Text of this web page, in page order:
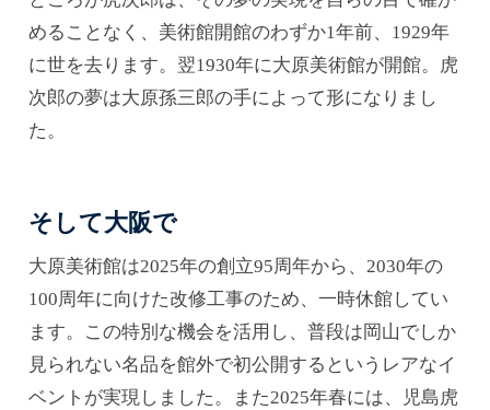
めることなく、美術館開館のわずか1年前、1929年
に世を去ります。翌1930年に大原美術館が開館。虎
次郎の夢は大原孫三郎の手によって形になりまし
た。
そして大阪で
大原美術館は2025年の創立95周年から、2030年の
100周年に向けた改修工事のため、一時休館してい
ます。この特別な機会を活用し、普段は岡山でしか
見られない名品を館外で初公開するというレアなイ
ベントが実現しました。また2025年春には、児島虎